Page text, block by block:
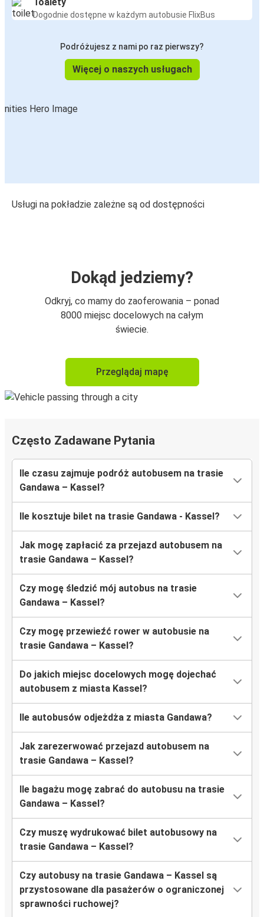
Dogodnie dostępne w każdym autobusie FlixBus
Podróżujesz z nami po raz pierwszy?
Więcej o naszych usługach
Usługi na pokładzie zależne są od dostępności
Dokąd jedziemy?
Odkryj, co mamy do zaoferowania – ponad
8000 miejsc docelowych na całym
świecie.
Przeglądaj mapę
Często Zadawane Pytania
Ile czasu zajmuje podróż autobusem na trasie
Gandawa – Kassel?
Ile kosztuje bilet na trasie Gandawa - Kassel?
Jak mogę zapłacić za przejazd autobusem na
trasie Gandawa – Kassel?
Czy mogę śledzić mój autobus na trasie
Gandawa – Kassel?
Czy mogę przewieźć rower w autobusie na
trasie Gandawa – Kassel?
Do jakich miejsc docelowych mogę dojechać
autobusem z miasta Kassel?
Ile autobusów odjeżdża z miasta Gandawa?
Jak zarezerwować przejazd autobusem na
trasie Gandawa – Kassel?
Ile bagażu mogę zabrać do autobusu na trasie
Gandawa – Kassel?
Czy muszę wydrukować bilet autobusowy na
trasie Gandawa – Kassel?
Czy autobusy na trasie Gandawa – Kassel są
przystosowane dla pasażerów o ograniczonej
sprawności ruchowej?